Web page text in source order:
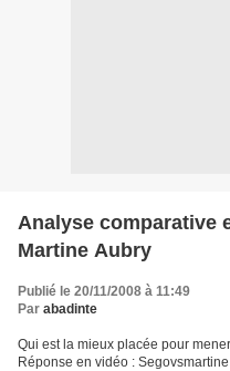
Analyse comparative
Martine Aubry
Publié le 20/11/2008 à 11:49
Par abadinte
Qui est la mieux placée pour
Réponse en vidéo :